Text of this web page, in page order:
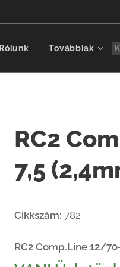
Rólunk Továbbiak
RC2
7,5
Cikkszám: 782
RC2 Comp.Line 12/